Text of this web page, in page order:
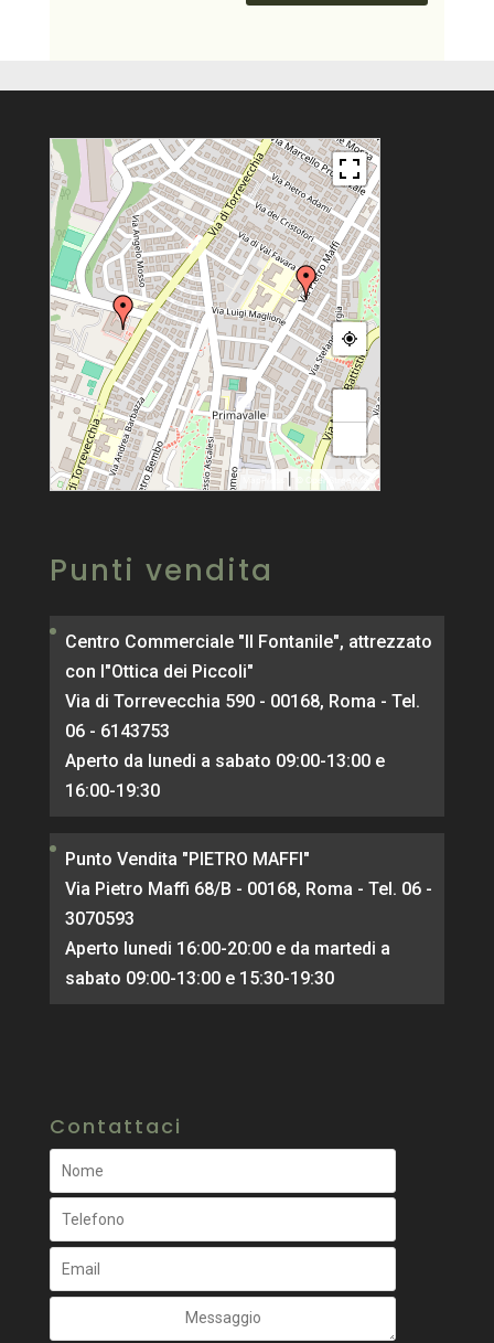
© OpenStreetMap
Punti vendita
Centro Commerciale "Il Fontanile", attrezzato
con l"Ottica dei Piccoli"
Via di Torrevecchia 590 - 00168, Roma - Tel.
06 - 6143753
Aperto da lunedi a sabato 09:00-13:00 e
16:00-19:30
Punto Vendita "PIETRO MAFFI"
Via Pietro Maffi 68/B - 00168, Roma - Tel. 06 -
3070593
Aperto lunedi 16:00-20:00 e da martedi a
sabato 09:00-13:00 e 15:30-19:30
Contattaci